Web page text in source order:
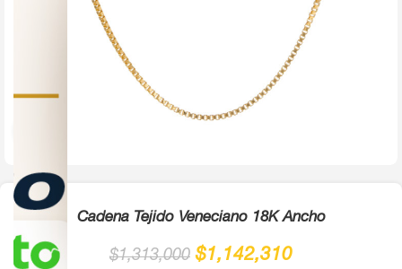
Cadena Tejido Veneciano 18K Ancho
$1,313,000 $1,142,310